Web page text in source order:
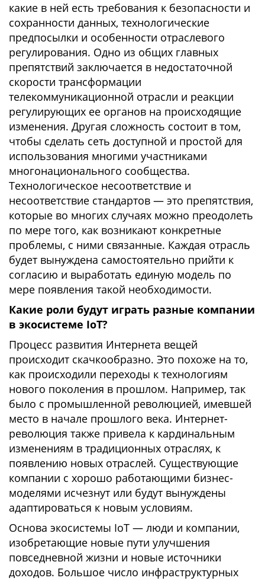
какие в ней есть требования к безопасности и
сохранности данных, технологические
предпосылки и особенности отраслевого
регулирования. Одно из общих главных
препятствий заключается в недостаточной
скорости трансформации
телекоммуникационной отрасли и реакции
регулирующих ее органов на происходящие
изменения. Другая сложность состоит в том,
чтобы сделать сеть доступной и простой для
использования многими участниками
многонационального сообщества.
Технологическое несоответствие и
несоответствие стандартов — это препятствия,
которые во многих случаях можно преодолеть
по мере того, как возникают конкретные
проблемы, с ними связанные. Каждая отрасль
будет вынуждена самостоятельно прийти к
согласию и выработать единую модель по
мере появления такой необходимости.
Какие роли будут играть разные компании
в экосистеме IoT?
Процесс развития Интернета вещей
происходит скачкообразно. Это похоже на то,
как происходили переходы к технологиям
нового поколения в прошлом. Например, так
было с промышленной революцией, имевшей
место в начале прошлого века. Интернет-
революция также привела к кардинальным
изменениям в традиционных отраслях, к
появлению новых отраслей. Существующие
компании с хорошо работающими бизнес-
моделями исчезнут или будут вынуждены
адаптироваться к новым условиям.
Основа экосистемы IoT — люди и компании,
изобретающие новые пути улучшения
повседневной жизни и новые источники
доходов. Большое число инфраструктурных